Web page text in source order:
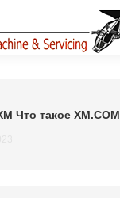
Что такое ХМ.COM